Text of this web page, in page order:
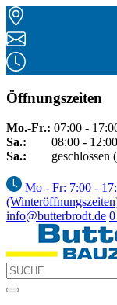
Öffnungszeiten
Mo.-Fr.: 07:00 -
Sa.: 08:00 - 12:00
Sa.: geschlossen
Mo - Fr: 7:00 -
info@butterbrodt.de